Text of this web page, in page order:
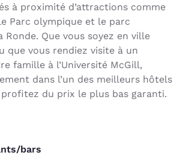
à proximité d’attractions comme
Parc olympique et le parc
Ronde. Que vous soyez en ville
que vous rendiez visite à un
famille à l’Université McGill,
dans l’un des meilleurs hôtels
du prix le plus bas garanti.
bars